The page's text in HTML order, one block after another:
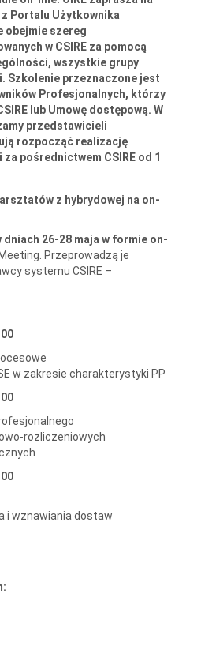
Portalu Użytkownika
obejmie szereg
w CSIRE za pomocą
wszystkie grupy
Szkolenie przeznaczone jest
Profesjonalnych, którzy
lub Umowę dostępową. W
przedstawicieli
rozpocząć realizację
pośrednictwem CSIRE od 1
z hybrydowej na on-
dniach 26-28 maja w formie on-
Przeprowadzą je
systemu CSIRE –
w zakresie charakterystyki PP
rozliczeniowych
i wznawiania dostaw